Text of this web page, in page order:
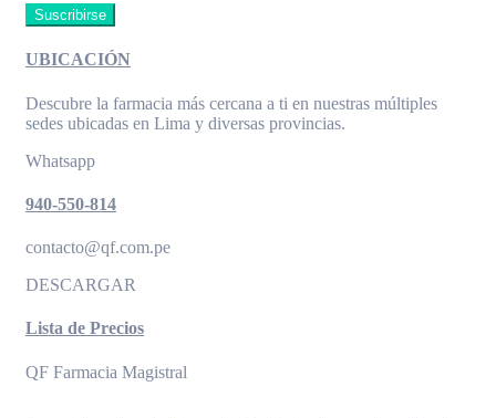
UBICACIÓN
Descubre la farmacia más cercana a ti en nuestras múltiples
sedes ubicadas en Lima y diversas provincias.
Whatsapp
940-550-814
contacto@qf.com.pe
DESCARGAR
Lista de Precios
QF Farmacia Magistral